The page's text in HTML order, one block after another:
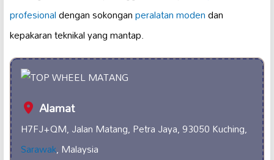
profesionaldengan sokonganperalatan modendan
kepakaran teknikal yang mantap.
Alamat
H7FJ+QM, Jalan Matang, Petra Jaya, 93050 Kuching,
Sarawak, Malaysia